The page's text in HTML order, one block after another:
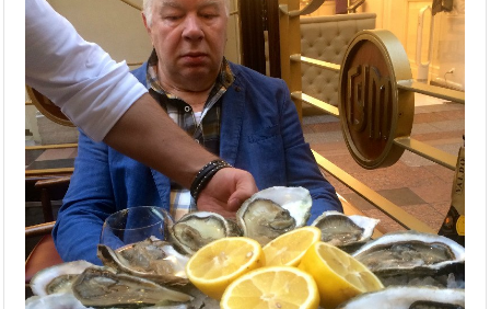
Видеотоп